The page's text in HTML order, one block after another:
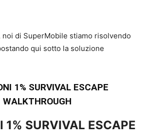
noi di SuperMobile stiamo risolvendo
qui sotto la soluzione
1% SURVIVAL ESCAPE
WALKTHROUGH
1% SURVIVAL ESCAPE